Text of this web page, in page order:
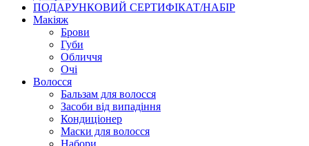
ПОДАРУНКОВИЙ СЕРТИФІКАТ/НАБІР
Макіяж
Брови
Губи
Обличчя
Очі
Волосся
Бальзам для волосся
Засоби від випадіння
Кондиціонер
Маски для волосся
Набори